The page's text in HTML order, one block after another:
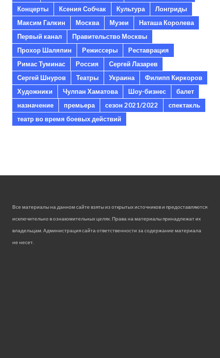
Концерты
Ксения Собчак Культура
Лонгриды
Максим Галкин
Москва Музеи
Наташа Королева
Первый канал
Правительство Москвы
Прохор Шаляпин
Режиссеры
Реставрация
Римас Туминас
Россия
Сергей Лазарев
Сергей Шнуров
Театры Украина
Филипп Киркоров
Художники
Чулпан Хаматова Шоу-бизнес
балет
назначение
премьера сезон 2021/2022
спектакль
театр во время боевых действий
Все материалы на данном сайте взяты из открытых источников и предоставляются
исключительно в ознакомительных целях. Права на материалы принадлежат их
владельцам. Администрация сайта ответственности за содержание материала
не несет.